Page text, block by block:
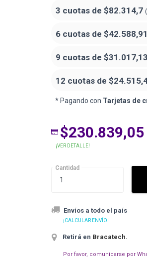
3 cuotas de $82.314,7
6 cuotas de $42.588,91
9 cuotas de $31.017,13
12 cuotas de
* Pagando con Tarjetas de
$230.839,05
¡VER DETALLE!
Cantidad
Envíos a todo el país
¡CALCULAR ENVÍO!
Retirá en Bracatech.
Por favor, comunicarse por